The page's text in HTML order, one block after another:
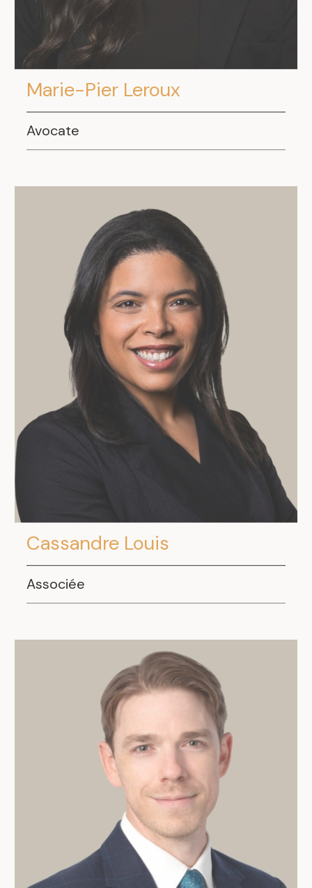
Marie-Pier Leroux
Avocate
Cassandre Louis
Associée